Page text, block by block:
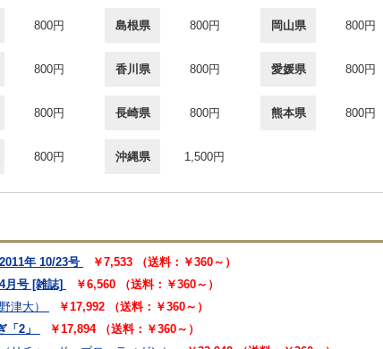
800円 島根県 800円 岡山県 800円
800円 香川県 800円 愛媛県 800円
800円 長崎県 800円 熊本県 800円
800円 沖縄県 1,500円
年 10/23号
￥7,533 （送料：￥360～）
月号 [雑誌]
￥6,560 （送料：￥360～）
野津大）
￥17,992 （送料：￥360～）
2」
￥17,894 （送料：￥360～）